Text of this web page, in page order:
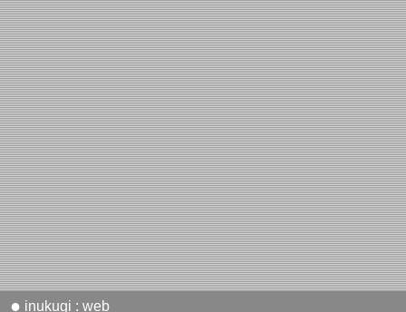
● inukugi : web